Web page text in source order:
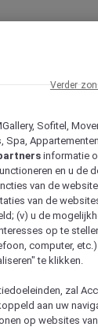
Sofitel,
Spa,
informatie
en u de
van de
van de
(v) u de
op te
computer,
te klikken.
zal
aan uw
op websites
Verder